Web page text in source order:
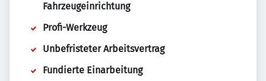
Fahrzeugeinrichtung
Profi-Werkzeug
Unbefristeter Arbeitsvertrag
Fundierte Einarbeitung